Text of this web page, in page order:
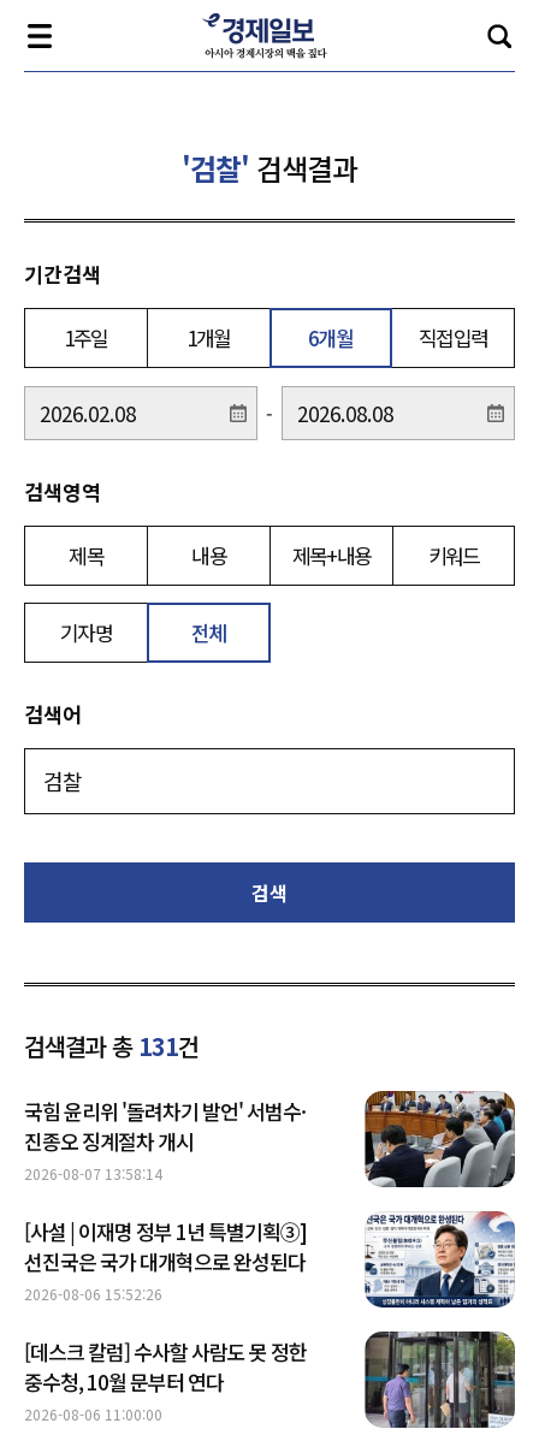
'검찰' 검색결과
기간검색
1주일 1개월 6개월 직접입력
-
검색영역
제목 내용 제목+내용 키워드
기자명 전체
검색어
검색
검색결과 총 131건
국힘 윤리위 '돌려차기 발언' 서범수·
진종오 징계절차 개시
2026-08-07 13:58:14
[사설 | 이재명 정부 1년 특별기획③]
선진국은 국가 대개혁으로 완성된다
2026-08-06 15:52:26
[데스크 칼럼] 수사할 사람도 못 정한
중수청, 10월 문부터 연다
2026-08-06 11:00:00